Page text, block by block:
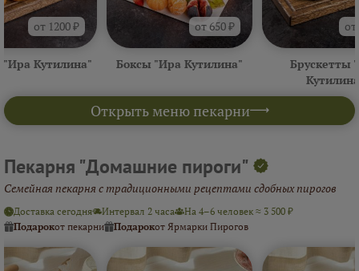
Открыть меню пекарни
от 1200 ₽
"Ира Кутилина"
от 650 ₽
Боксы "Ира Кутилина"
Брускетты
Пекарня "Домашние пироги"
Семейная пекарня с традиционными рецептами сдобных пирогов
Доставка сегодня Интервал 2 часа
На 4–6 человек ≈ 3 500 ₽
Подарокот пекарни Подарокот Ярмарки Пирогов